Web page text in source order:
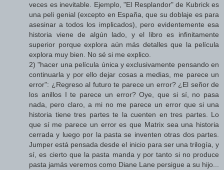
veces es inevitable. Ejemplo, "El Resplandor" de Kubrick es
una peli genial (excepto en España, que su doblaje es para
asesinar a todos los implicados), pero evidentemente esa
historia viene de algún lado, y el libro es infinitamente
superior porque explora aún más detalles que la película
explora muy bien. No sé si me explico.
2) "hacer una película única y exclusivamente pensando en
continuarla y por ello dejar cosas a medias, me parece un
error": ¿Regreso al futuro te parece un error? ¿El señor de
los anillos I te parece un error? Oye, que si sí, no pasa
nada, pero claro, a mi no me parece un error que si una
historia tiene tres partes te la cuenten en tres partes. Lo
que sí me parece un error es que Matrix sea una historia
cerrada y luego por la pasta se inventen otras dos partes.
Jumper está pensada desde el inicio para ser una trilogía, y
sí, es cierto que la pasta manda y por tanto si no produce
pasta jamás veremos como Diane Lane persigue a su hijo...